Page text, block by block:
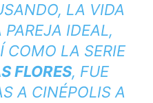
, LA VIDA
IDEAL,
COMO LA SERIE
FLORES, FUE
A CINÉPOLIS A